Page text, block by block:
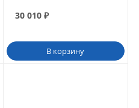
30 010₽
В корзину